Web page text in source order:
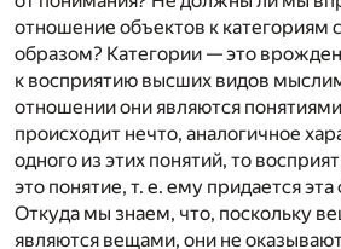
отношение объектов к
образом? Категории — это
к восприятию высших видов
отношении они являются
происходит нечто, аналогичное
одного из этих понятий, то
это понятие, т. е. ему придается
Откуда мы знаем, что, поскольку
являются вещами, они не